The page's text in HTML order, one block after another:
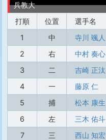
兵教大
打順
位置 選手名
1
中 寺川 颯人
2
右 中村 奏心
3
二 吉崎 正汰
4
一 藤原 仁
5
捕 松本 康生
6
左 三木 佑斗
7
三 西山 知宏